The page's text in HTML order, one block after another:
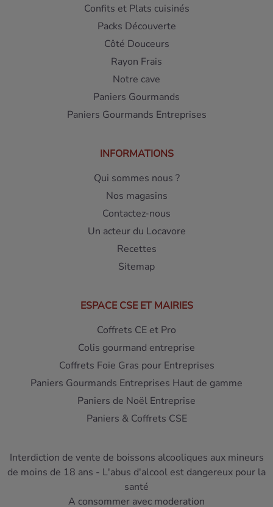
Confits et Plats cuisinés
Packs Découverte
Côté Douceurs
Rayon Frais
Notre cave
Paniers Gourmands
Paniers Gourmands Entreprises
INFORMATIONS
Qui sommes nous ?
Nos magasins
Contactez-nous
Un acteur du Locavore
Recettes
Sitemap
ESPACE CSE ET MAIRIES
Coffrets CE et Pro
Colis gourmand entreprise
Coffrets Foie Gras pour Entreprises
Paniers Gourmands Entreprises Haut de gamme
Paniers de Noël Entreprise
Paniers & Coffrets CSE
Interdiction de vente de boissons alcooliques aux mineurs
de moins de 18 ans - L'abus d'alcool est dangereux pour la
santé
A consommer avec moderation